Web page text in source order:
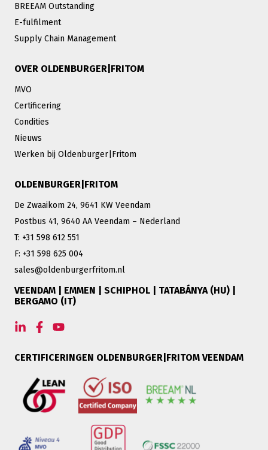
BREEAM Outstanding
E-fulfilment
Supply Chain Management
OVER OLDENBURGER|FRITOM
MVO
Certificering
Condities
Nieuws
Werken bij Oldenburger|Fritom
OLDENBURGER|FRITOM
De Zwaaikom 24, 9641 KW Veendam
Postbus 41, 9640 AA Veendam – Nederland
T: +31 598 612 551
F: +31 598 625 004
sales@oldenburgerfritom.nl
VEENDAM | EMMEN | SCHIPHOL | TATABÁNYA (HU) |
BERGAMO (IT)
CERTIFICERINGEN OLDENBURGER|FRITOM VEENDAM